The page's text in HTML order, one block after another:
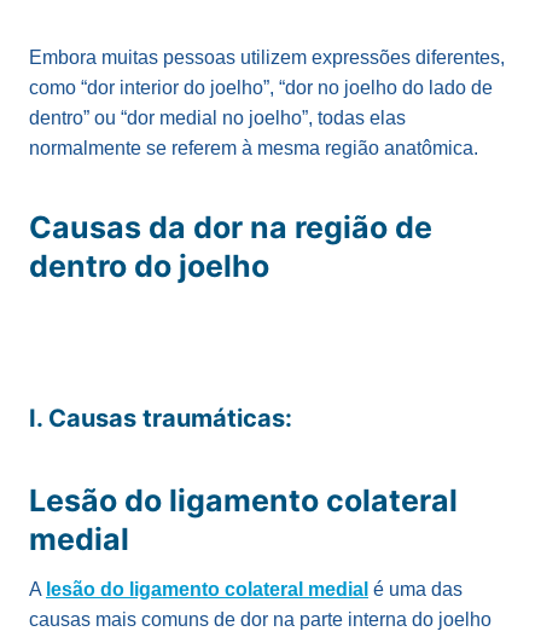
Embora muitas pessoas utilizem expressões diferentes,
como “dor interior do joelho”, “dor no joelho do lado de
dentro” ou “dor medial no joelho”, todas elas
normalmente se referem à mesma região anatômica.
Causas da dor na região de
dentro do joelho
I. Causas traumáticas:
Lesão do ligamento colateral
medial
A lesão do ligamento colateral medial é uma das
causas mais comuns de dor na parte interna do joelho